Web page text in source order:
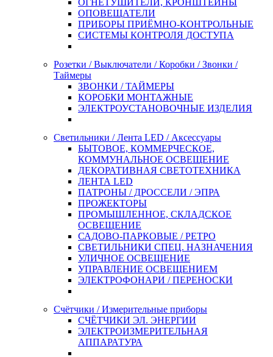
ОГНЕТУШИТЕЛИ, КРОНШТЕЙНЫ
ОПОВЕЩАТЕЛИ
ПРИБОРЫ ПРИЁМНО-КОНТРОЛЬНЫЕ
СИСТЕМЫ КОНТРОЛЯ ДОСТУПА
Розетки / Выключатели / Коробки / Звонки /
Таймеры
ЗВОНКИ / ТАЙМЕРЫ
КОРОБКИ МОНТАЖНЫЕ
ЭЛЕКТРОУСТАНОВОЧНЫЕ ИЗДЕЛИЯ
Светильники / Лента LED / Аксессуары
БЫТОВОЕ, КОММЕРЧЕСКОЕ,
КОММУНАЛЬНОЕ ОСВЕЩЕНИЕ
ДЕКОРАТИВНАЯ СВЕТОТЕХНИКА
ЛЕНТА LED
ПАТРОНЫ / ДРОССЕЛИ / ЭПРА
ПРОЖЕКТОРЫ
ПРОМЫШЛЕННОЕ, СКЛАДСКОЕ
ОСВЕЩЕНИЕ
САДОВО-ПАРКОВЫЕ / РЕТРО
СВЕТИЛЬНИКИ СПЕЦ. НАЗНАЧЕНИЯ
УЛИЧНОЕ ОСВЕЩЕНИЕ
УПРАВЛЕНИЕ ОСВЕЩЕНИЕМ
ЭЛЕКТРОФОНАРИ / ПЕРЕНОСКИ
Счётчики / Измерительные приборы
СЧЁТЧИКИ ЭЛ. ЭНЕРГИИ
ЭЛЕКТРОИЗМЕРИТЕЛЬНАЯ
АППАРАТУРА